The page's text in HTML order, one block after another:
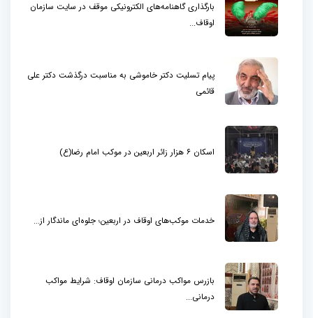
بارگذاری گاهنامه‌های الکترونیکی موقف در سایت سازمان
اوقاف...
پیام تسلیت دکتر خاموشی به مناسبت درگذشت دکتر علی
قائمی
اسکان ۶ هزار زائر اربعین در موکب امام رضا(ع)
خدمات موکب‌های اوقاف در اربعین؛ جلوه‌ای ماندگار از...
بازرس مواکب درمانی سازمان اوقاف: شرایط مواکب
درمانی...